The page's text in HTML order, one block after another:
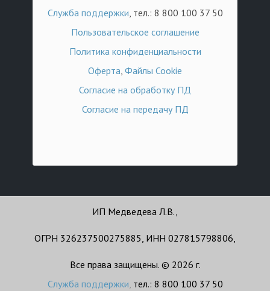
Служба поддержки, тел.: 8 800 100 37 50
Пользовательское соглашение
Политика конфиденциальности
Оферта, Файлы Cookie
Согласие на обработку ПД
Согласие на передачу ПД
ИП Медведева Л.В.,
ОГРН 326237500275885, ИНН 027815798806,
Все права защищены. © 2026 г.
Служба поддержки, тел.: 8 800 100 37 50